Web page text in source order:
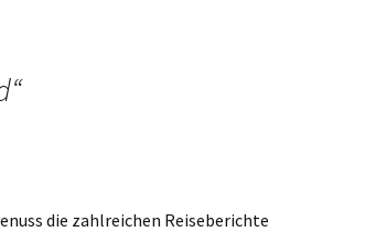
“
die zahlreichen Reiseberichte